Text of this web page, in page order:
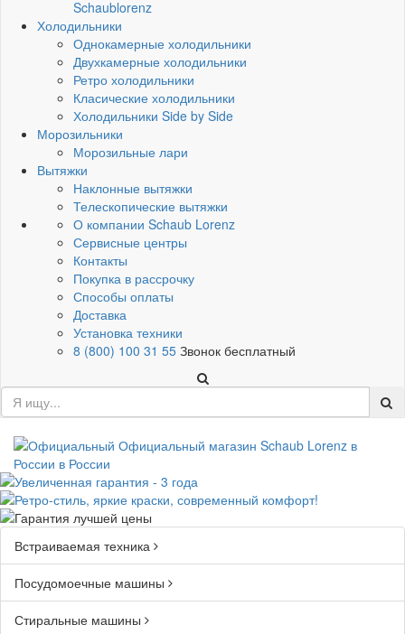
Schaublorenz
Холодильники
Однокамерные холодильники
Двухкамерные холодильники
Ретро холодильники
Класические холодильники
Холодильники Side by Side
Морозильники
Морозильные лари
Вытяжки
Наклонные вытяжки
Телескопические вытяжки
О компании Schaub Lorenz
Сервисные центры
Контакты
Покупка в рассрочку
Способы оплаты
Доставка
Установка техники
8 (800) 100 31 55 Звонок бесплатный
Встраиваемая техника
Посудомоечные машины
Стиральные машины